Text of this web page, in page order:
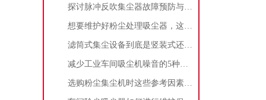
探讨脉冲反吹集尘器故障预防与维护要点
想要维护好粉尘处理吸尘器，这几个措施真的很重要！
滤筒式集尘设备到底是竖装式还是横装式？
减少工业车间吸尘机噪音的5种方法
选购粉尘集尘机时这些参考因素很重要！